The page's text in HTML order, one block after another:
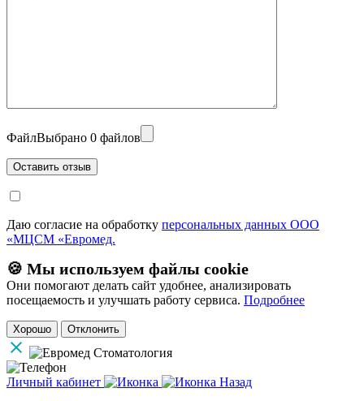
ФайлВыбрано 0 файлов
Даю согласие на обработку персональных данных ООО
«МЦСМ «Евромед.
🍪 Мы используем файлы cookie
Они помогают делать сайт удобнее, анализировать
посещаемость и улучшать работу сервиса. Подробнее
Хорошо Отклонить
Личный кабинет
Назад